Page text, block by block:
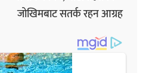
जोखिमबाट सतर्क रहन आग्रह